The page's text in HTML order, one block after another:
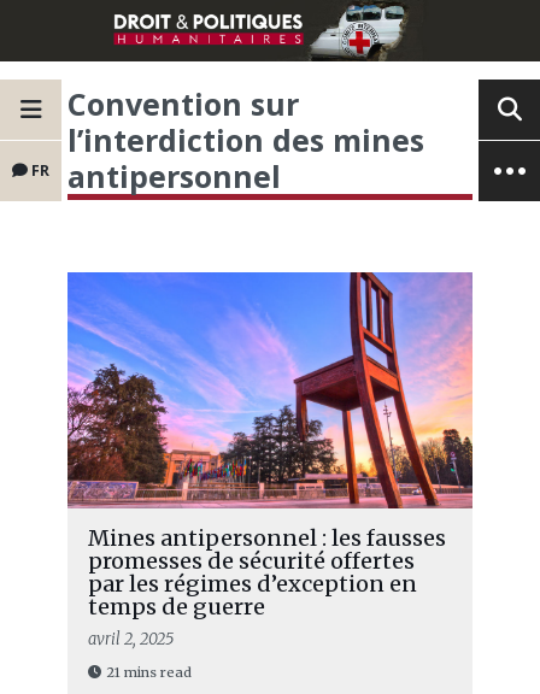
FR
Convention sur
l’interdiction des mines
antipersonnel
Mines antipersonnel : les fausses
promesses de sécurité offertes
par les régimes d’exception en
temps de guerre
avril 2, 2025
21 mins read